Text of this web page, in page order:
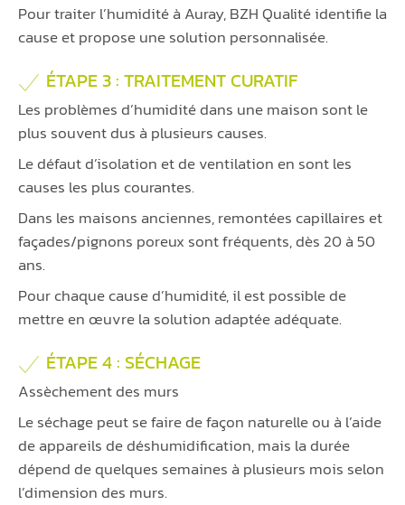
Pour traiter l’humidité à Auray, BZH Qualité identifie la
cause et propose une solution personnalisée.
ÉTAPE 3 : TRAITEMENT CURATIF
Les problèmes d’humidité dans une maison sont le
plus souvent dus à plusieurs causes.
Le défaut d’isolation et de ventilation en sont les
causes les plus courantes.
Dans les maisons anciennes, remontées capillaires et
façades/pignons poreux sont fréquents, dès 20 à 50
ans.
Pour chaque cause d’humidité, il est possible de
mettre en œuvre la solution adaptée adéquate.
ÉTAPE 4 : SÉCHAGE
Assèchement des murs
Le séchage peut se faire de façon naturelle ou à l’aide
de appareils de déshumidification, mais la durée
dépend de quelques semaines à plusieurs mois selon
l’dimension des murs.